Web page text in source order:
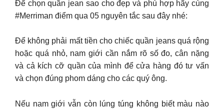
Để chọn quần jean sao cho đẹp và phù hợp hãy cùng
#Merriman điểm qua 05 nguyên tắc sau đây nhé:
Để không phải mất tiền cho chiếc quần jeans quá rộng
hoặc quá nhỏ, nam giới cần nắm rõ số đo, cân nặng
và cả kích cỡ quần của mình để cửa hàng đó tư vấn
và chọn đúng phom dáng cho các quý ông.
Nếu nam giới vẫn còn lúng túng không biết màu nào